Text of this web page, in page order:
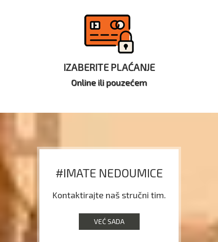
IZABERITE PLAĆANJE
Online ili pouzećem
#IMATE NEDOUMICE
Kontaktirajte naš stručni tim.
VEĆ SADA